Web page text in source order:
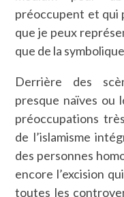
préoccupent et qui
que je peux
que de la
Derrière des
presque naïves ou
préoccupations
de l’islamisme
des personnes
encore l’excision
toutes les